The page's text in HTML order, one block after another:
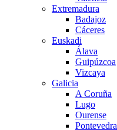
Extremadura
Badajoz
Cáceres
Euskadi
Álava
Guipúzcoa
Vizcaya
Galicia
A Coruña
Lugo
Ourense
Pontevedra